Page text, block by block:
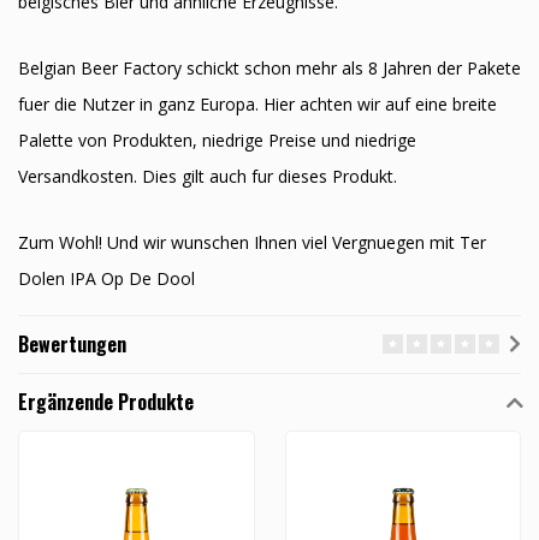
Belgian Beer Factory schickt schon mehr als 8 Jahren der Pakete
fuer die Nutzer in ganz Europa. Hier achten wir auf eine breite
Palette von Produkten, niedrige Preise und niedrige
Versandkosten. Dies gilt auch fur dieses Produkt.
Zum Wohl! Und wir wunschen Ihnen viel Vergnuegen mit Ter
Dolen IPA Op De Dool
Bewertungen
Ergänzende Produkte